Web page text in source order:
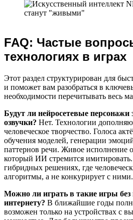
FAQ: Частые
технологиях в играх
Этот раздел структурирован для
и поможет вам разобраться в
необходимости перечитывать весь
Будут ли нейросетевые персонажи
озвучки? Нет. Технологии
человеческое творчество. Голоса
обучения моделей, генерации
паттернов речи. Живое исполнение
который ИИ стремится
гибридных решениях, где
алгоритмы, а не конкурирует с ними.
Можно ли играть в такие игры
интернету? В ближайшие годы
возможен только на устройствах с